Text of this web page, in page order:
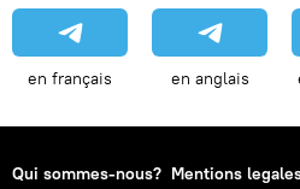
en français en anglais
Qui sommes-nous? Mentions